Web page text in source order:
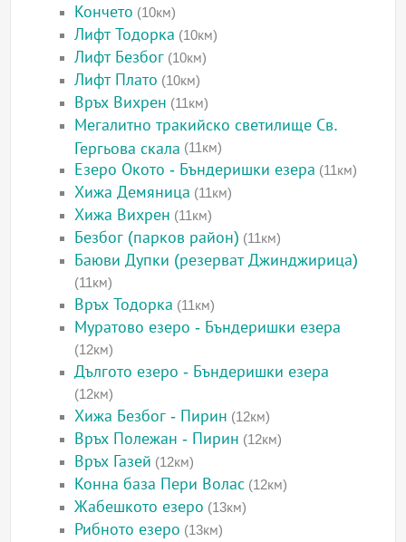
Кончето (10км)
Лифт Тодорка (10км)
Лифт Безбог (10км)
Лифт Плато (10км)
Връх Вихрен (11км)
Мегалитно тракийско светилище Св.
Гергьова скала (11км)
Езеро Окото - Бъндеришки езера (11км)
Хижа Демяница (11км)
Хижа Вихрен (11км)
Безбог (парков район) (11км)
Баюви Дупки (резерват Джинджирица)
(11км)
Връх Тодорка (11км)
Муратово езеро - Бъндеришки езера
(12км)
Дългото езеро - Бъндеришки езера
(12км)
Хижа Безбог - Пирин (12км)
Връх Полежан - Пирин (12км)
Връх Газей (12км)
Конна база Пери Волас (12км)
Жабешкото езеро (13км)
Рибното езеро (13км)